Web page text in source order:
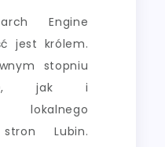
Engine
jest królem.
stopniu
jak i
lokalnego
stron Lubin.